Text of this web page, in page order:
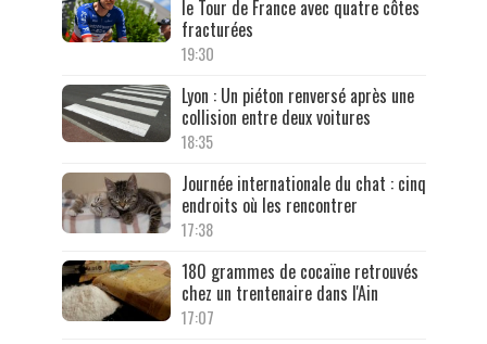
le Tour de France avec quatre côtes
fracturées
19:30
Lyon : Un piéton renversé après une
collision entre deux voitures
18:35
Journée internationale du chat : cinq
endroits où les rencontrer
17:38
180 grammes de cocaïne retrouvés
chez un trentenaire dans l'Ain
17:07